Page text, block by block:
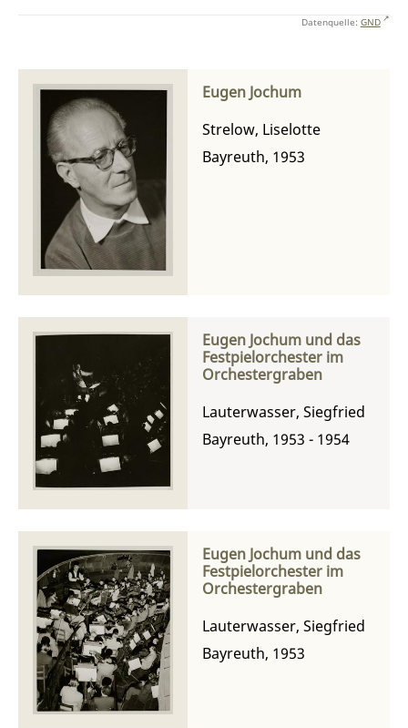
Datenquelle: GND
Eugen Jochum
Strelow, Liselotte
Bayreuth, 1953
Eugen Jochum und das
Festpielorchester im
Orchestergraben
Lauterwasser, Siegfried
Bayreuth, 1953 - 1954
Eugen Jochum und das
Festpielorchester im
Orchestergraben
Lauterwasser, Siegfried
Bayreuth, 1953